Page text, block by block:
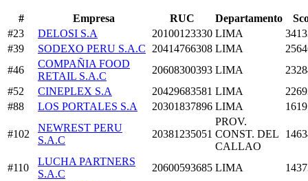
# Empresa RUC Departamento
#23
DELOSI S.A 20100123330 LIMA
#39
SODEXO PERU S.A.C 20414766308 LIMA
#46
COMPAÑIA FOOD
RETAIL S.A.C
20608300393 LIMA
#52
CINEPLEX S.A 20429683581 LIMA
#88
LOS PORTALES S.A 20301837896 LIMA
#102
NEWREST PERU
S.A.C
20381235051
PROV.
CONST. DEL
CALLAO
#110
LUCHA PARTNERS
S.A.C
20600593685 LIMA